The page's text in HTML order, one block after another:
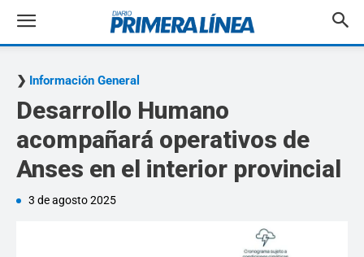
Información General
Desarrollo Humano
acompañará operativos de
Anses en el interior provincial
3 de agosto 2025